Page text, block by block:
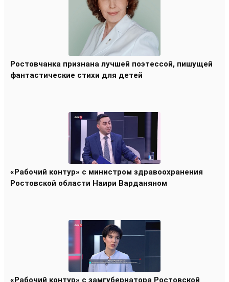
Ростовчанка признана лучшей поэтессой, пишущей
фантастические стихи для детей
«Рабочий контур» с министром здравоохранения
Ростовской области Наири Варданяном
«Рабочий контур» с замгубернатора Ростовской